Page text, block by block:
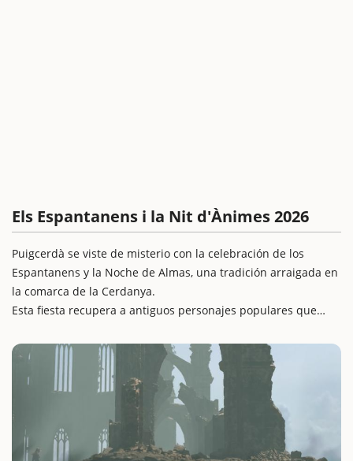
Els Espantanens i la Nit d'Ànimes 2026
Puigcerdà se viste de misterio con la celebración de los
Espantanens y la Noche de Almas, una tradición arraigada en
la comarca de la Cerdanya.
Esta fiesta recupera a antiguos personajes populares que
llenan las calles de música, timbales y ambientaciones
espectaculares. Es una propuesta ideal para una escapada
con niños y disfrutar de una experiencia cultural que
combina patrimonio, leyenda y tradición en un entorno único